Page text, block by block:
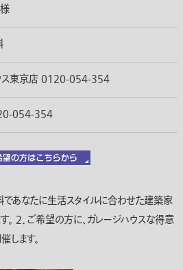
ス東京店 0120-054-354
054-354
あなたに生活スタイルに合わせた建築家
。 2．ご希望の方に、ガレージハウスな得意
します。